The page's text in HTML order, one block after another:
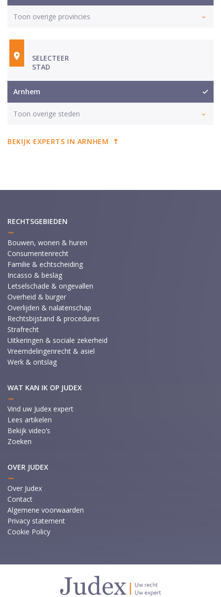
Toon overige provincies
SELECTEER
STAD
Arnhem
Toon overige steden
BEKIJK EXPERTS IN ARNHEM
RECHTSGEBIEDEN
Bouwen, wonen & huren
Consumentenrecht
Familie & echtscheiding
Incasso & beslag
Letselschade & ongevallen
Overheid & burger
Overlijden & nalatenschap
Rechtsbijstand & procedures
Strafrecht
Uitkeringen & sociale zekerheid
Vreemdelingenrecht & asiel
Werk & ontslag
WAT KAN IK OP JUDEX
Vind uw Judex expert
Lees artikelen
Bekijk video’s
Zoeken
OVER JUDEX
Over Judex
Contact
Algemene voorwaarden
Privacy statement
Cookie Policy